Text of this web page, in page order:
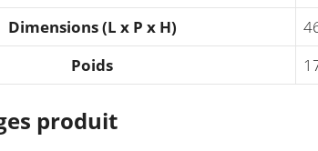
Dimensions (L x P x H)
Poids
produit